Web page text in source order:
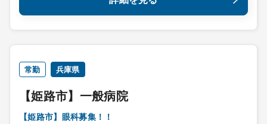
常勤 兵庫県
【姫路市】一般病院
【姫路市】眼科募集！！